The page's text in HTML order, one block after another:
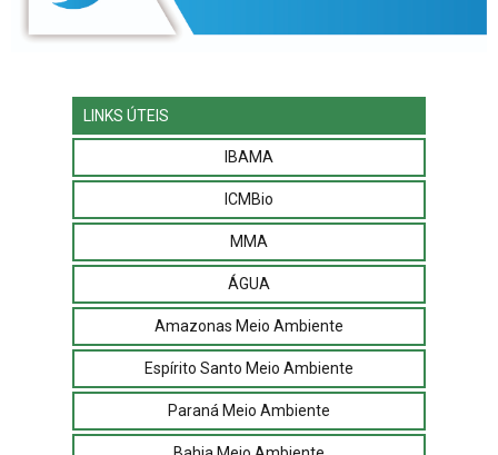
LINKS ÚTEIS
IBAMA
ICMBio
MMA
ÁGUA
Amazonas Meio Ambiente
Espírito Santo Meio Ambiente
Paraná Meio Ambiente